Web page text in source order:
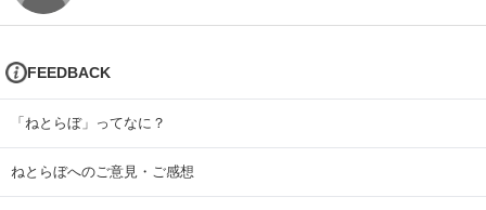
FEEDBACK
「ねとらぼ」ってなに？
ねとらぼへのご意見・ご感想